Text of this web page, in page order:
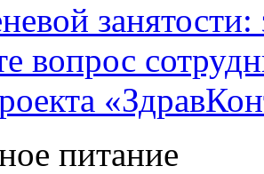
вопрос
питание